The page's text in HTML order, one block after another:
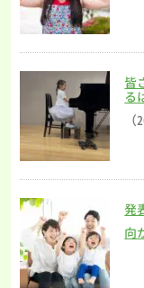
皆
る
発
向